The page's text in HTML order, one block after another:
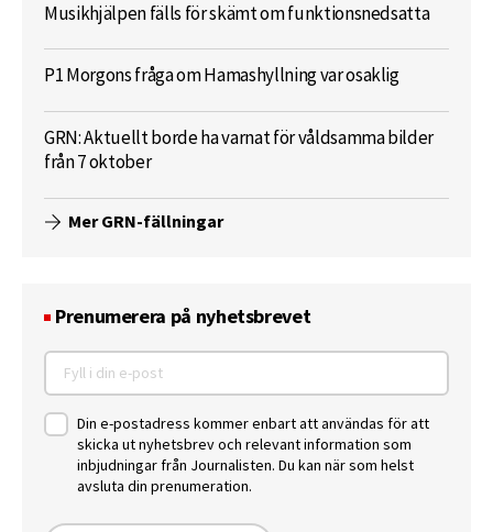
Musikhjälpen fälls för skämt om funktionsnedsatta
P1 Morgons fråga om Hamashyllning var osaklig
GRN: Aktuellt borde ha varnat för våldsamma bilder
från 7 oktober
Mer GRN-fällningar
Prenumerera på nyhetsbrevet
Din e-postadress kommer enbart att användas för att
skicka ut nyhetsbrev och relevant information som
inbjudningar från Journalisten. Du kan när som helst
avsluta din prenumeration.